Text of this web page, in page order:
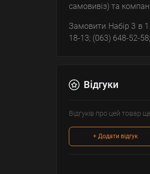
самовивіз) та
Замовити Набір 3 в
18-13; (063) 648-52-
Відгуки
Відгуків про цей товар
+ Додати відгук